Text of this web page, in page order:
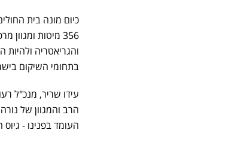
356 מיטות
והגריאטריה
בתחומי השיקום
עידו שריר, מנכ"ל
הרב והמגוון של
העומד בפנינו -